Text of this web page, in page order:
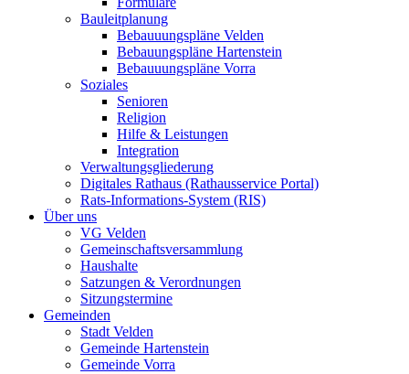
Bauleitplanung
Bebauuungspläne Velden
Bebauungspläne Hartenstein
Bebauuungspläne Vorra
Soziales
Senioren
Religion
Hilfe & Leistungen
Integration
Verwaltungsgliederung
Digitales Rathaus (Rathausservice Portal)
Rats-Informations-System (RIS)
Über uns
VG Velden
Gemeinschaftsversammlung
Haushalte
Satzungen & Verordnungen
Sitzungstermine
Gemeinden
Stadt Velden
Gemeinde Hartenstein
Gemeinde Vorra